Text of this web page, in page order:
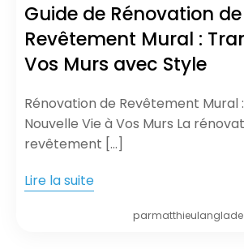
Guide de Rénovation de
Revêtement Mural :
Vos Murs avec Style
Rénovation de Revêtement Mural
Nouvelle Vie à Vos Murs La
revêtement […]
Lire la suite
parmatthieulanglade